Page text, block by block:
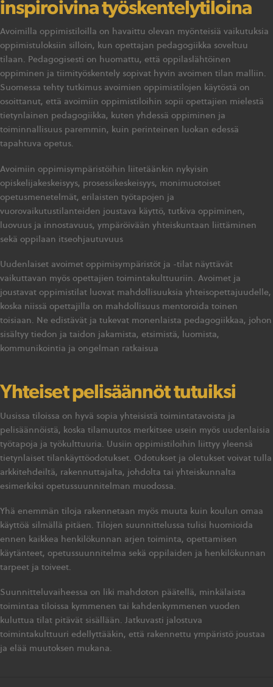
inspiroivina työskentelytiloina
Avoimilla oppimistiloilla on havaittu olevan myönteisiä vaikutuksia
oppimistuloksiin silloin, kun opettajan pedagogiikka soveltuu
tilaan. Pedagogisesti on huomattu, että oppilaslähtöinen
oppiminen ja tiimityöskentely sopivat hyvin avoimen tilan malliin.
Suomessa tehty tutkimus avoimien oppimistilojen käytöstä on
osoittanut, että avoimiin oppimistiloihin sopii opettajien mielestä
tietynlainen pedagogiikka, kuten yhdessä oppiminen ja
toiminnallisuus paremmin, kuin perinteinen luokan edessä
tapahtuva opetus.
Avoimiin oppimisympäristöihin liitetäänkin nykyisin
opiskelijakeskeisyys, prosessikeskeisyys, monimuotoiset
opetusmenetelmät, erilaisten työtapojen ja
vuorovaikutustilanteiden joustava käyttö, tutkiva oppiminen,
luovuus ja innostavuus, ympäröivään yhteiskuntaan liittäminen
sekä oppilaan itseohjautuvuus
Uudenlaiset avoimet oppimisympäristöt ja -tilat näyttävät
vaikuttavan myös opettajien toimintakulttuuriin. Avoimet ja
joustavat oppimistilat luovat mahdollisuuksia yhteisopettajuudelle,
koska niissä opettajilla on mahdollisuus mentoroida toinen
toisiaan. Ne edistävät ja tukevat monenlaista pedagogiikkaa, johon
sisältyy tiedon ja taidon jakamista, etsimistä, luomista,
kommunikointia ja ongelman ratkaisua
Yhteiset pelisäännöt tutuiksi
Uusissa tiloissa on hyvä sopia yhteisistä toimintatavoista ja
pelisäännöistä, koska tilamuutos merkitsee usein myös uudenlaisia
työtapoja ja työkulttuuria. Uusiin oppimistiloihin liittyy yleensä
tietynlaiset tilankäyttöodotukset. Odotukset ja oletukset voivat tulla
arkkitehdeiltä, rakennuttajalta, johdolta tai yhteiskunnalta
esimerkiksi opetussuunnitelman muodossa.
Yhä enemmän tiloja rakennetaan myös muuta kuin koulun omaa
käyttöä silmällä pitäen. Tilojen suunnittelussa tulisi huomioida
ennen kaikkea henkilökunnan arjen toiminta, opettamisen
käytänteet, opetussuunnitelma sekä oppilaiden ja henkilökunnan
tarpeet ja toiveet.
Suunnitteluvaiheessa on liki mahdoton päätellä, minkälaista
toimintaa tiloissa kymmenen tai kahdenkymmenen vuoden
kuluttua tilat pitävät sisällään. Jatkuvasti jalostuva
toimintakulttuuri edellyttääkin, että rakennettu ympäristö joustaa
ja elää muutoksen mukana.